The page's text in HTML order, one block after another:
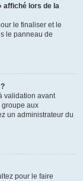
affiché lors de la
le finaliser et le
le panneau de
validation avant
groupe aux
un administrateur du
pour le faire